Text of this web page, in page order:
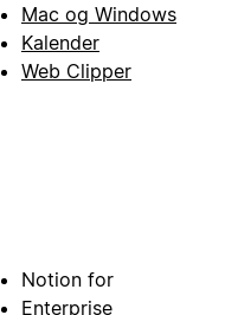
Mac og Windows
Kalender
Web Clipper
Notion for
Enterprise